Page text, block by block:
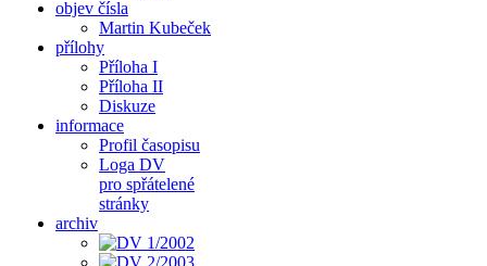
objev čísla
Martin Kubeček
přílohy
Příloha I
Příloha II
Diskuze
informace
Profil časopisu
Loga DV
pro spřátelené
stránky
archiv